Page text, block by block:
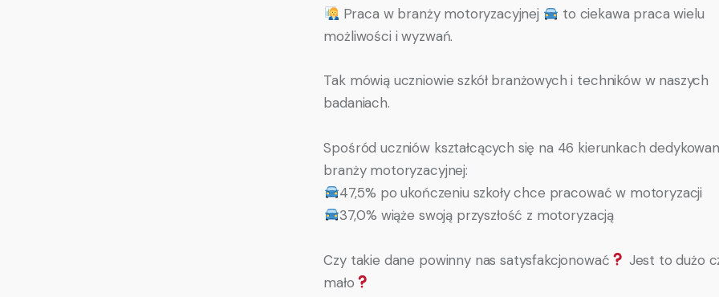
Praca w branży motoryzacyjnej
to ciekawa praca wielu
możliwości i wyzwań.
Tak mówią uczniowie szkół branżowych i techników w naszych
badaniach.
Spośród uczniów kształcących się na 46 kierunkach
branży motoryzacyjnej:
47,5% po ukończeniu szkoły chce pracować w motoryzacji
37,0% wiąże swoją przyszłość z motoryzacją
Czy takie dane powinny nas satysfakcjonować
Jest to dużo
mało